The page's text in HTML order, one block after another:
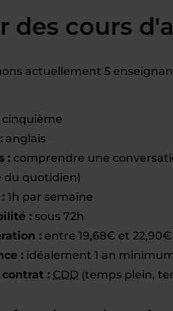
des cours
actuellement 5
cinquième
anglais
: comprendre une
du quotidien)
1h par semaine
: sous 72h
: entre 19,68€ et
: idéalement 1 an
: CDD (temps plein,